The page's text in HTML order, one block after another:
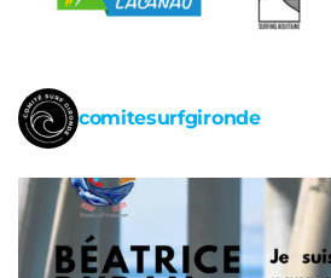
comitesurfgironde